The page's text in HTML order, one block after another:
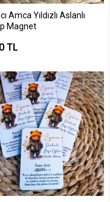
Amca Yıldızlı Aslanlı
Magnet
TL